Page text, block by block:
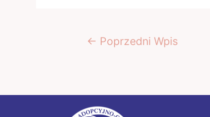
Nawigacja
← Poprzedni Wpis